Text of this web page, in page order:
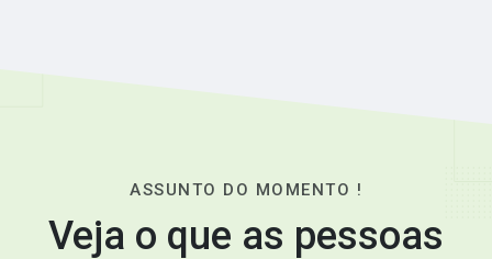
ASSUNTO DO MOMENTO !
Veja o que as pessoas